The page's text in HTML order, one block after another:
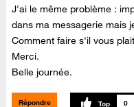
J'ai le même problème :
dans ma messagerie mais
Comment faire s'il vous
Merci.
Belle journée.
Répondre 0